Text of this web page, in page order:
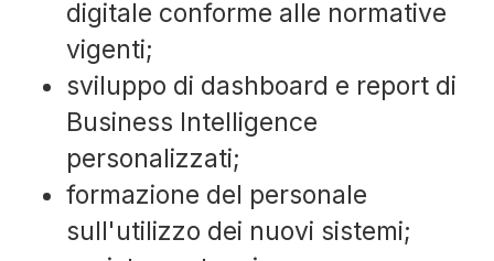
digitale conforme alle normative
vigenti;
sviluppo di dashboard e report di
Business Intelligence
personalizzati;
formazione del personale
sull'utilizzo dei nuovi sistemi;